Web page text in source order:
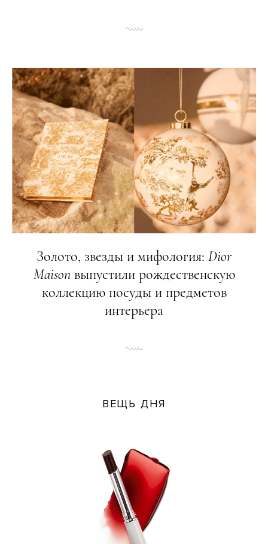
Золото, звезды и мифология: Dior
Maisonвыпустили рождественскую
коллекцию посуды и предметов
интерьера
ВЕЩЬ ДНЯ